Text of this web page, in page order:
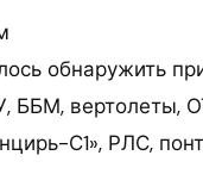
обнаружить
ББМ, вертолеты,
С1», РЛС,